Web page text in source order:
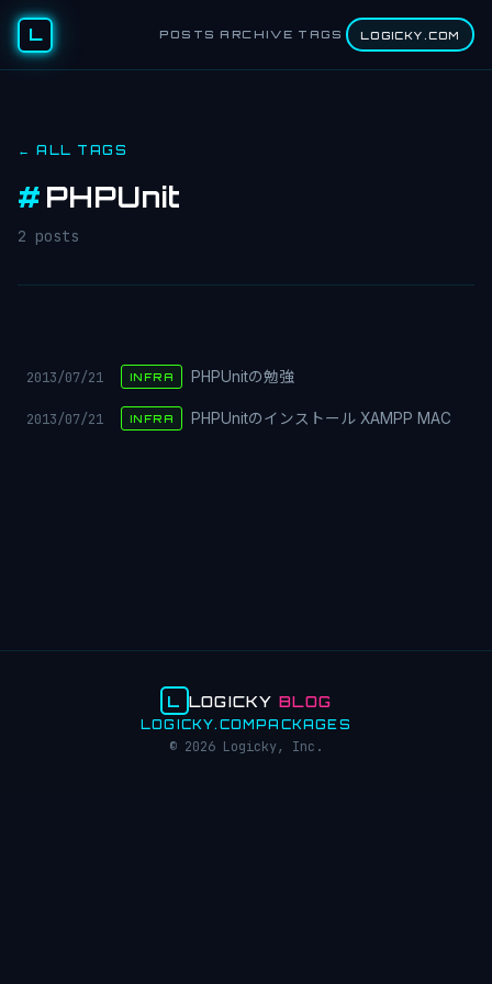
L POSTS ARCHIVE TAGS LOGICKY.COM
← ALL TAGS
# PHPUnit
2 posts
2013/07/21 INFRA PHPUnitの勉強
2013/07/21 INFRA PHPUnitのインストール XAMPP MAC
L LOGICKYBLOG
LOGICKY.COM PACKAGES
© 2026 Logicky, Inc.